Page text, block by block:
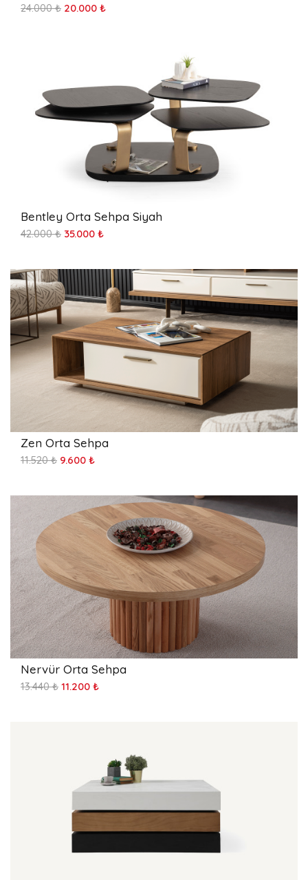
24.000 ₺ 20.000 ₺
Bentley Orta Sehpa Siyah
42.000 ₺ 35.000 ₺
Zen Orta Sehpa
11.520 ₺ 9.600 ₺
Nervür Orta Sehpa
13.440 ₺ 11.200 ₺